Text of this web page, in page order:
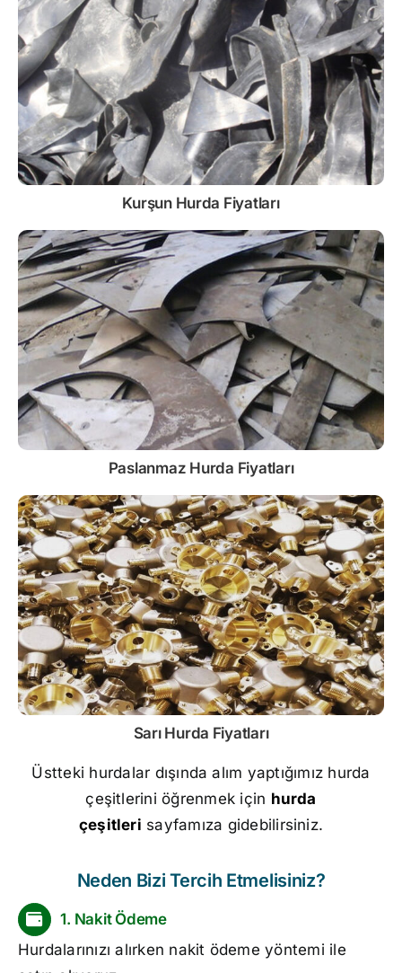
Kurşun Hurda Fiyatları
Paslanmaz Hurda Fiyatları
Sarı Hurda Fiyatları
Üstteki hurdalar dışında alım yaptığımız hurda
çeşitlerini öğrenmek için hurda
çeşitleri sayfamıza gidebilirsiniz.
Neden Bizi Tercih Etmelisiniz?
1. Nakit Ödeme
Hurdalarınızı alırken nakit ödeme yöntemi ile